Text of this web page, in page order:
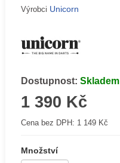
Výrobci Unicorn
Dostupnost: Skladem
1 390 Kč
Cena bez DPH: 1 149 Kč
Množství